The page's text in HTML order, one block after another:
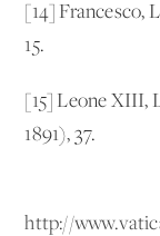
[14] Francesco,
15.
[15] Leone XIII,
1891), 37.
http://